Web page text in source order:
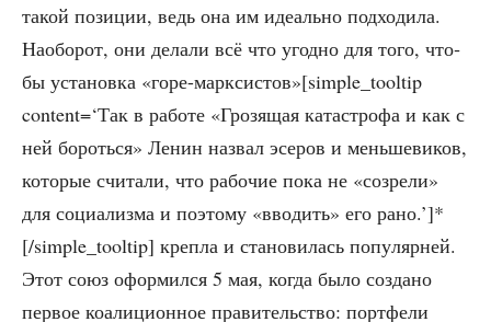
такой пози­ции, ведь она им иде­аль­но под­хо­ди­ла.
Наобо­рот, они дела­ли всё что угод­но для того, что­
бы уста­нов­ка «горе-марксистов»[simple_tooltip
content=‘Так в рабо­те «Гро­зя­щая ката­стро­фа и как с
ней бороть­ся» Ленин назвал эсе­ров и мень­ше­ви­ков,
кото­рые счи­та­ли, что рабо­чие пока не «созре­ли»
для соци­а­лиз­ма и поэто­му «вво­дить» его рано.’]*
[/simple_tooltip] креп­ла и ста­но­ви­лась попу­ляр­ней.
Этот союз офор­мил­ся 5 мая, когда было созда­но
пер­вое коа­ли­ци­он­ное пра­ви­тель­ство: порт­фе­ли